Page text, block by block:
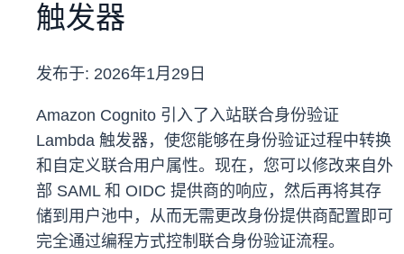
触发器
发布于: 2026年1月29日
Amazon Cognito 引入了入站联合身份验证
Lambda 触发器，使您能够在身份验证过程中转换
和自定义联合用户属性。现在，您可以修改来自外
部 SAML 和 OIDC 提供商的响应，然后再将其存
储到用户池中，从而无需更改身份提供商配置即可
完全通过编程方式控制联合身份验证流程。